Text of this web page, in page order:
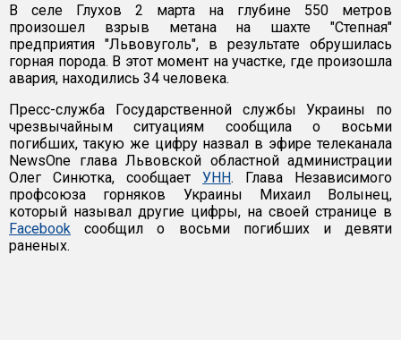
В селе Глухов 2 марта на глубине 550 метров
произошел взрыв метана на шахте "Степная"
предприятия "Львовуголь", в результате обрушилась
горная порода. В этот момент на участке, где произошла
авария, находились 34 человека.
Пресс-служба Государственной службы Украины по
чрезвычайным ситуациям сообщила о восьми
погибших, такую же цифру назвал в эфире телеканала
NewsOne глава Львовской областной администрации
Олег Синютка, сообщает УНН. Глава Независимого
профсоюза горняков Украины Михаил Волынец,
который называл другие цифры, на своей странице в
Facebook сообщил о восьми погибших и девяти
раненых.